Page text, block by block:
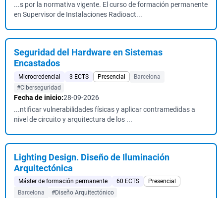
...s por la normativa vigente. El curso de formación permanente
en Supervisor de Instalaciones Radioact...
Seguridad del Hardware en Sistemas
Encastados
Microcredencial 3 ECTS Presencial
Barcelona
#Ciberseguridad
Fecha de inicio:28-09-2026
...ntificar vulnerabilidades físicas y aplicar contramedidas a
nivel de circuito y arquitectura de los ...
Lighting Design. Diseño de Iluminación
Arquitectónica
Máster de formación permanente 60 ECTS
Presencial
Barcelona
#Diseño Arquitectónico